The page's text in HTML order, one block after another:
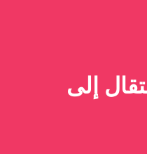
إلى